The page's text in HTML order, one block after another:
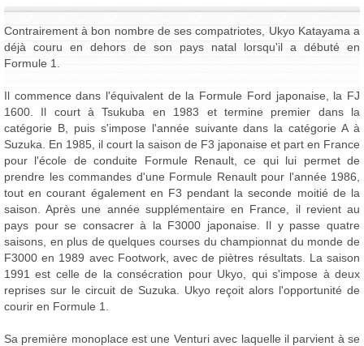
Contrairement à bon nombre de ses compatriotes, Ukyo Katayama a
déjà couru en dehors de son pays natal lorsqu'il a débuté en
Formule 1.
Il commence dans l'équivalent de la Formule Ford japonaise, la FJ
1600. Il court à Tsukuba en 1983 et termine premier dans la
catégorie B, puis s'impose l'année suivante dans la catégorie A à
Suzuka. En 1985, il court la saison de F3 japonaise et part en France
pour l'école de conduite Formule Renault, ce qui lui permet de
prendre les commandes d'une Formule Renault pour l'année 1986,
tout en courant également en F3 pendant la seconde moitié de la
saison. Après une année supplémentaire en France, il revient au
pays pour se consacrer à la F3000 japonaise. Il y passe quatre
saisons, en plus de quelques courses du championnat du monde de
F3000 en 1989 avec Footwork, avec de piètres résultats. La saison
1991 est celle de la consécration pour Ukyo, qui s'impose à deux
reprises sur le circuit de Suzuka. Ukyo reçoit alors l'opportunité de
courir en Formule 1.
Sa première monoplace est une Venturi avec laquelle il parvient à se